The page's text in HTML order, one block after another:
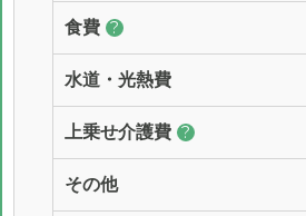
食費 ?
水道・光熱費
上乗せ介護費 ?
その他